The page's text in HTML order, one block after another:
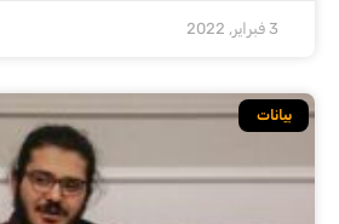
3 فبراير, 2022
بيانات